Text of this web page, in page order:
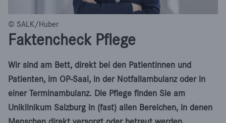
© SALK/Huber
Faktencheck Pflege
Wir sind am Bett, direkt bei den Patientinnen und
Patienten, im OP-Saal, in der Notfallambulanz oder in
einer Terminambulanz. Die Pflege finden Sie am
Uniklinikum Salzburg in (fast) allen Bereichen, in denen